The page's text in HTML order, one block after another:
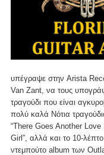
υπέγραψε στην Arista
Van Zant, να τους
τραγούδι που είναι
πολύ καλά Νότια
“There Goes Another Love
Girl”, αλλά και το 10-
ντεμπούτο album των